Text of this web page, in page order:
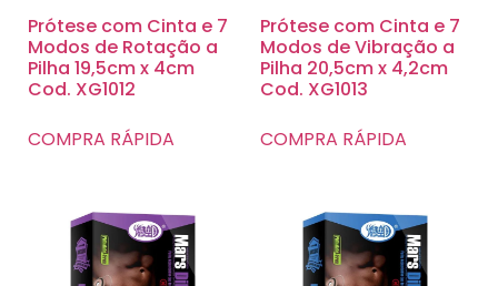
Prótese com Cinta e 7
Modos de Rotação a
Pilha 19,5cm x 4cm
Cod. XG1012
COMPRA RÁPIDA
Prótese com Cinta e 7
Modos de Vibração a
Pilha 20,5cm x 4,2cm
Cod. XG1013
COMPRA RÁPIDA